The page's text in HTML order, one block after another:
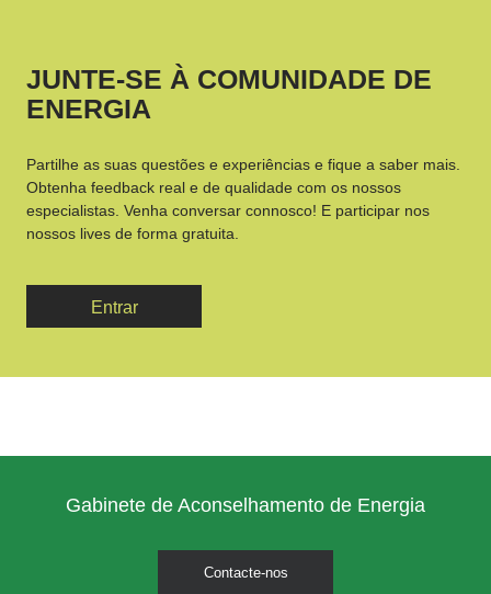
JUNTE-SE À COMUNIDADE DE
ENERGIA
Partilhe as suas questões e experiências e fique a saber mais.
Obtenha feedback real e de qualidade com os nossos
especialistas. Venha conversar connosco! E participar nos
nossos lives de forma gratuita.
Entrar
Gabinete de Aconselhamento de Energia
Contacte-nos